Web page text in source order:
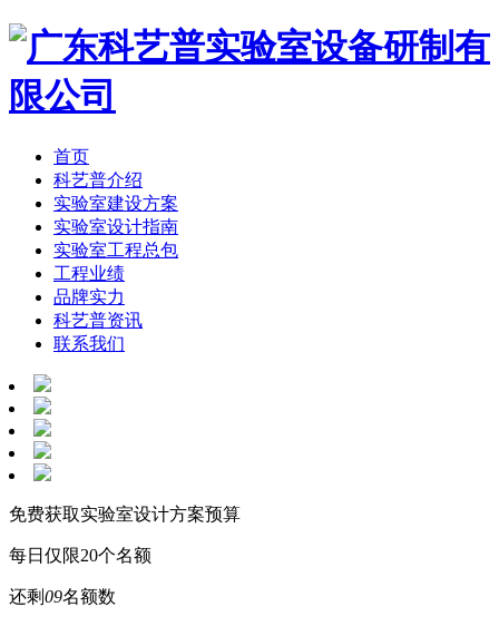
首页
科艺普介绍
实验室建设方案
实验室设计指南
实验室工程总包
工程业绩
品牌实力
科艺普资讯
联系我们
免费获取实验室设计方案预算
每日仅限20个名额
还剩09名额数